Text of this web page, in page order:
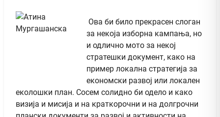
Ова би било прекрасен слоган
за некоја изборна кампања, но
и одлично мото за некој
стратешки документ, како на
пример локална стратегија за
економски развој или локален
еколошки план. Сосем солидно би одело и како
визија и мисија и на краткорочни и на долгрочни